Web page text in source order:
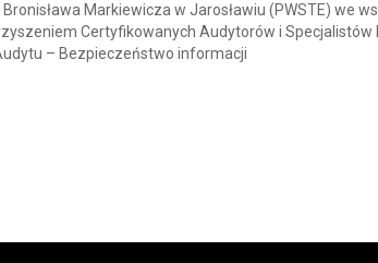
Markiewicza w Jarosławiu (PWSTE) we
Certyfikowanych Audytorów i Specjalistów
– Bezpieczeństwo informacji